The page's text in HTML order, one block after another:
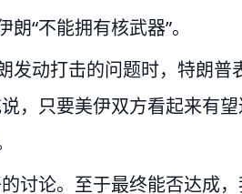
“不能拥有核武器”。
发动打击的问题时，特朗
，只要美伊双方看起来有
讨论。至于最终能否达成